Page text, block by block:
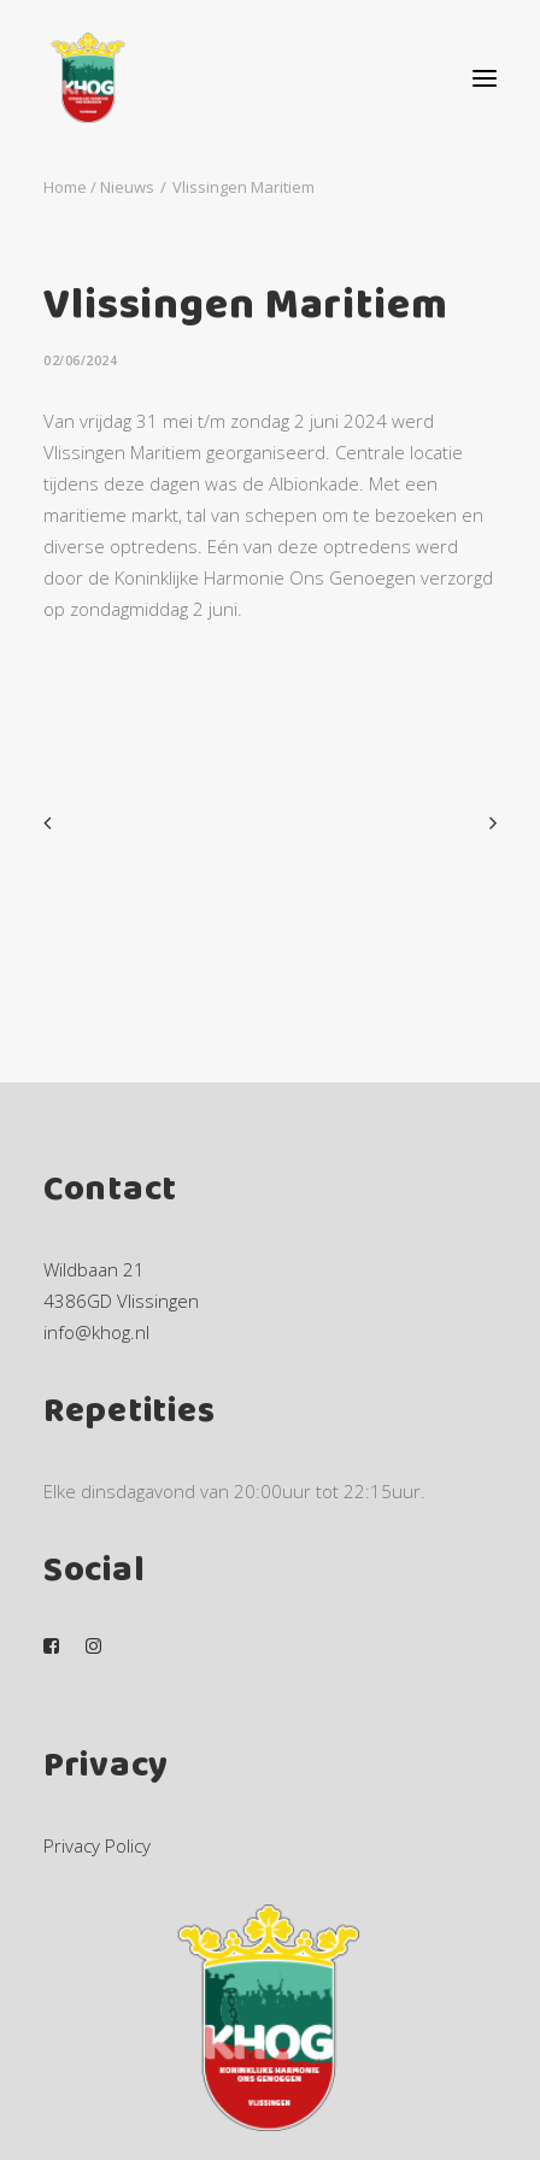
NIEUWS
CONTACT
Home Vlissingen Maritiem
Vlissingen Maritiem
02/06/2024
Van vrijdag 31 mei t/m zondag 2 juni 2024 werd
Vlissingen Maritiem georganiseerd. Centrale locatie
tijdens deze dagen was de Albionkade. Met een
maritieme markt, tal van schepen om te bezoeken en
diverse optredens. Eén van deze optredens werd
door de Koninklijke Harmonie Ons Genoegen verzorgd
op zondagmiddag 2 juni.
Contact
Wildbaan 21
4386GD Vlissingen
info@khog.nl
Repetities
Elke dinsdagavond van 20:00uur tot 22:15uur.
Social
Privacy
Privacy Policy